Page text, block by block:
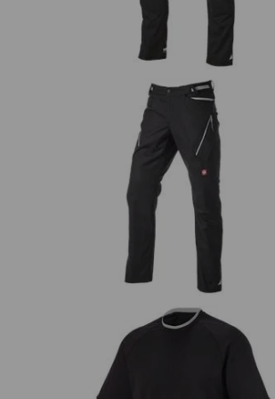
Multipocket-Hose e.s.ambition